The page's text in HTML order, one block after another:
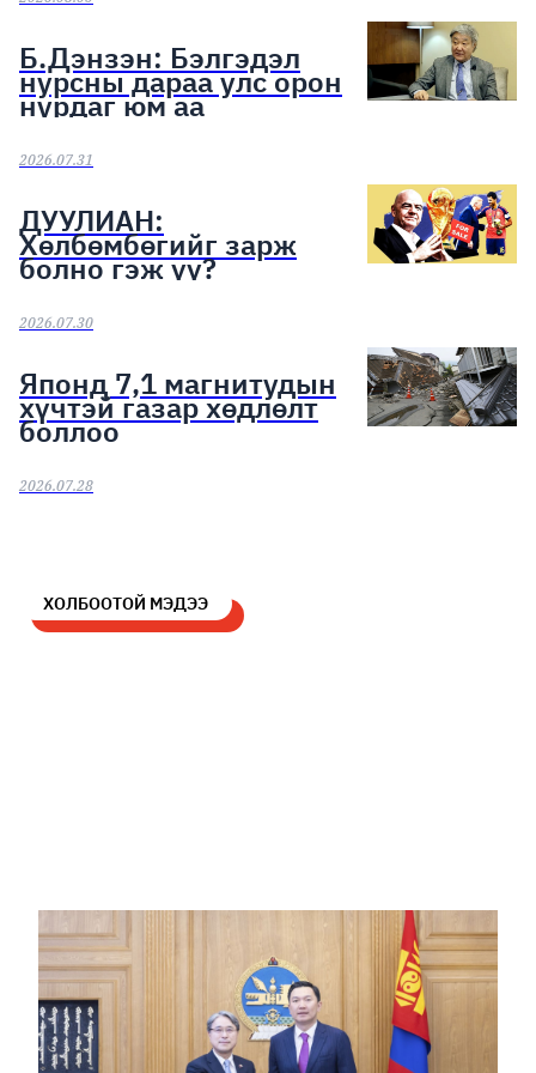
Б.Дэнзэн: Бэлгэдэл
нурсны дараа улс орон
нурдаг юм аа
2026.07.31
ДУУЛИАН:
Хөлбөмбөгийг зарж
болно гэж үү?
2026.07.30
Японд 7,1 магнитудын
хүчтэй газар хөдлөлт
боллоо
2026.07.28
ХОЛБООТОЙ МЭДЭЭ